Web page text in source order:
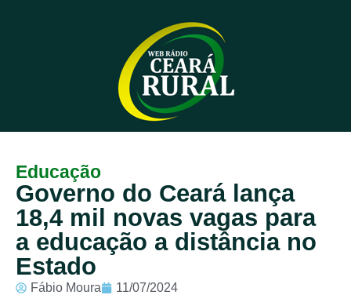
Equipe
Contato
Sobre
Educação
Governo do Ceará lança
18,4 mil novas vagas para
a educação a distância no
Estado
Fábio Moura 11/07/2024